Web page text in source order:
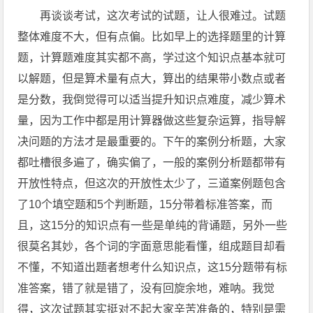
再谈谈考试，这次考试的试题，让人很难过。试题
整体难度不大，但有点偏。比如早上的选择题里的计算
题，计算题难度其实都不高，学过这个知识点基本就可
以解题，但是算术量有点大，算出的结果带小数点或者
是分数，我倒觉得可以适当提升知识点难度，减少算术
量，因为工作中都是用计算器做这些复杂运算，指导解
决问题的方法才是最重要的。下午的案例分析题，大家
都吐槽很多遍了，确实偏了，一般的案例分析题都带有
开放性特点，但这次的开放性太少了，三道案例题包含
了10个填空题和5个判断题，15分带着标准答案，而
且，这15分的知识点有一些是单纯的背诵题，另外一些
很莫名其妙，各个词的字面意思能看懂，组成题目却看
不懂，不知道出题者想考什么知识点，这15分题带有标
准答案，错了就是错了，没有回旋余地，难呐。我觉
得，这次试题其实挺对不起大家辛苦准备的，特别是需